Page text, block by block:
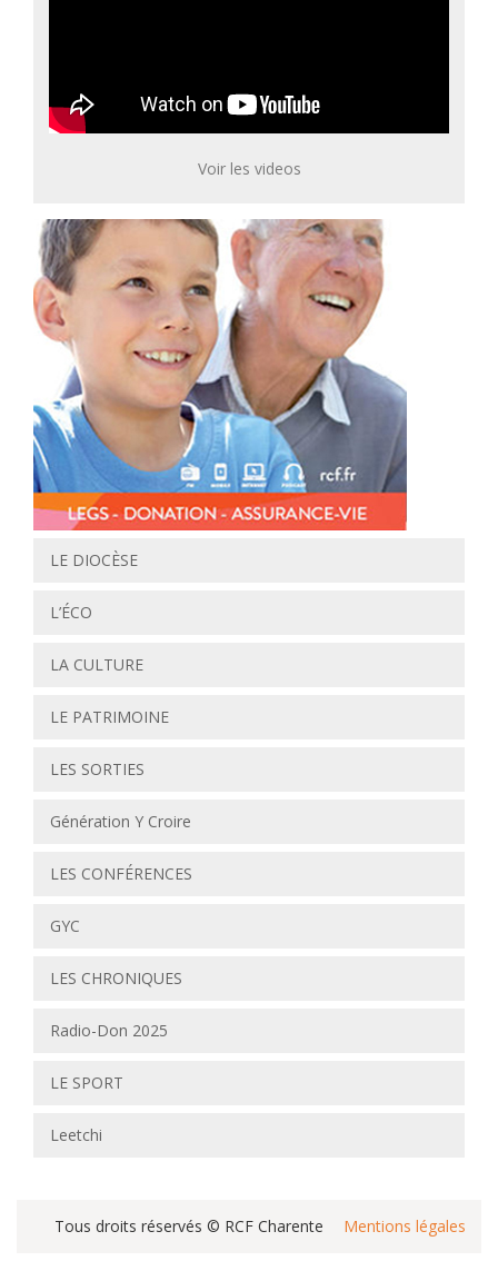
Voir les videos
LE DIOCÈSE
L’ÉCO
LA CULTURE
LE PATRIMOINE
LES SORTIES
Génération Y Croire
LES CONFÉRENCES
GYC
LES CHRONIQUES
Radio-Don 2025
LE SPORT
Leetchi
Tous droits réservés © RCF Charente Mentions légales